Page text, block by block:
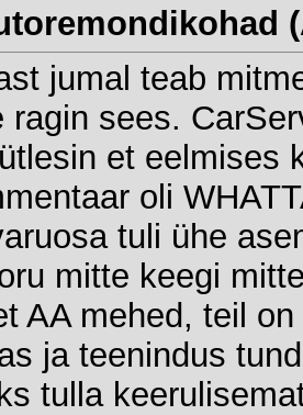
jumal teab
ragin sees.
et eelmises
oli
tuli ühe
mitte keegi
AA mehed, teil
ja teenindus
tulla